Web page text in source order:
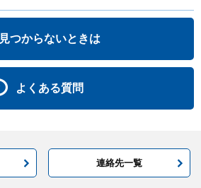
見つからないときは
よくある質問
連絡先一覧